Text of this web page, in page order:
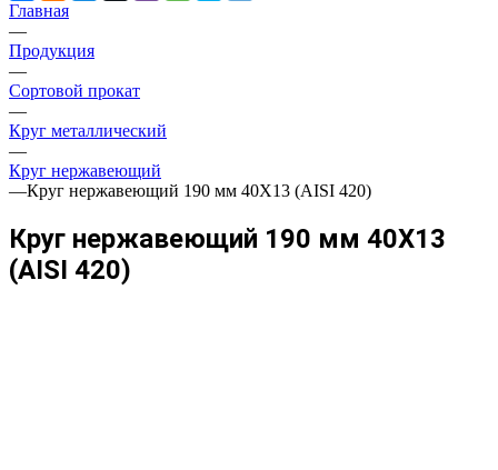
Главная
—
Продукция
—
Сортовой прокат
—
Круг металлический
—
Круг нержавеющий
—Круг нержавеющий 190 мм 40Х13 (AISI 420)
Круг нержавеющий 190 мм 40Х13
(AISI 420)